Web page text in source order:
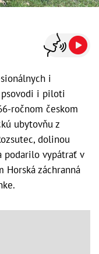
i
psovodi i piloti
ročnom českom
ubytovňu z
dolinou
podarilo vypátrať v
záchranná